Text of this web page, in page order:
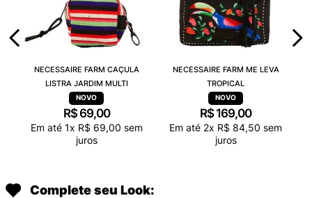
NECESSAIRE FARM CAÇULA
LISTRA JARDIM MULTI
R$ 69,00
Em até 1x R$ 69,00 sem
juros
NECESSAIRE FARM ME LEVA
TROPICAL
R$ 169,00
Em até 2x R$ 84,50 sem
juros
Complete seu Look: